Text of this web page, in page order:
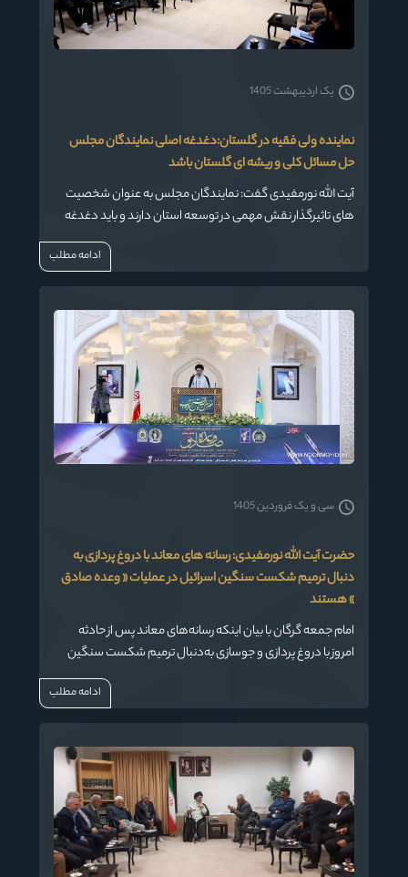
نماینده ولی فقیه در گلستان:دغدغه اصلی نمایندگان مجلس
حل مسائل کلی و ریشه ای گلستان باشد
آیت الله نورمفیدی گفت: نمایندگان مجلس به عنوان شخصیت
های تاثیرگذار نقش مهمی در توسعه استان دارند و باید دغدغه
یک اردیبهشت 1405
ادامه مطلب
حضرت آیت الله نورمفیدی: رسانه های معاند با دروغ پردازی به
دنبال ترمیم شکست سنگین اسرائیل در عملیات « وعده صادق
» هستند
امام جمعه گرگان با بیان اینکه رسانه‌های معاند پس از حادثه
امروز با دروغ‌ پردازی و جوسازی به‌دنبال ترمیم شکست سنگین
اسرائیل در عملیات« #وعده_صادق » هستند، گفت: آنها بیشتر
سی و یک فروردین 1405
ادامه مطلب